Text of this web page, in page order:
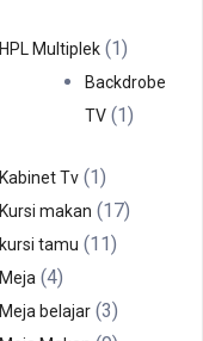
HPL Multiplek 11
Produk
Backdrobe
TV
11
Kabinet Tv 11
Produk
Kursi makan 1717
kursi tamu 1111
Meja 44
Produk
Meja belajar 33